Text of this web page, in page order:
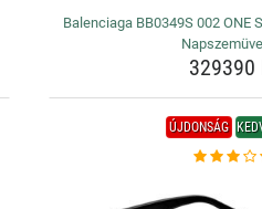
Balenciaga BB0349S 002 ONE
329390
ÚJDONSÁG